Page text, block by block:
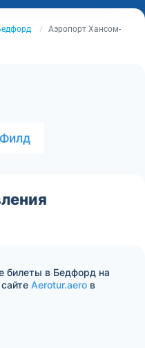
Аэропорт Хансом-
билеты в Бедфорд на
Aerotur.aero в